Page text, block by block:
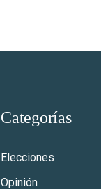
Categorías
Elecciones
Opinión